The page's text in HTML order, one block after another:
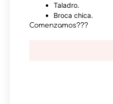
Taladro.
Broca chica.
Comenzamos???